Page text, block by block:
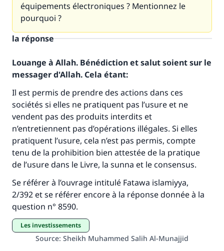
équipements électroniques ? Mentionnez le
pourquoi ?
la réponse
Louange à Allah. Bénédiction et salut soient sur le
messager d'Allah. Cela étant:
Il est permis de prendre des actions dans ces
sociétés si elles ne pratiquent pas l’usure et ne
vendent pas des produits interdits et
n’entretiennent pas d’opérations illégales. Si elles
pratiquent l’usure, cela n’est pas permis, compte
tenu de la prohibition bien attestée de la pratique
de l’usure dans le Livre, la sunna et le consensus.
Se référer à l’ouvrage intitulé Fatawa islamiyya,
2/392 et se référer encore à la réponse donnée à la
question n° 8590.
Les investissements
Source: Sheikh Muhammed Salih Al-Munajjid
Faites une différence dans la vie de
millions de personnes grâce à votre
contribution
Aidez nous à apporter des réponses.
Le Messager d'Allah (Paix sur lui) a dit:
"Celui qui indique une bonne action obtient la
même récompense que celui qui le fait."
(MOUSLIM 1893)